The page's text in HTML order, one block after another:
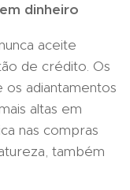
dinheiro
aceite
de crédito. Os
os adiantamentos
altas em
nas compras
também